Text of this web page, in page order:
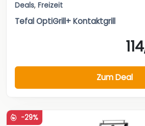
Deals, Freizeit
Tefal OptiGrill+ Kontaktgrill
Zum Deal
-29%